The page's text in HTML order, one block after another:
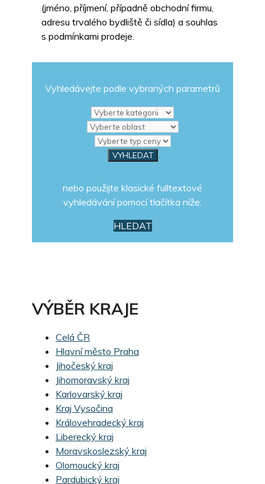
(jméno, příjmení, případně obchodní firmu,
adresu trvalého bydliště či sídla) a souhlas
s podmínkami prodeje.
Vyhledávejte podle vybraných parametrů
nebo použijte klasické fulltextové
vyhledávání pomocí tlačítka níže:
HLEDAT
VÝBĚR KRAJE
Celá ČR
Hlavní město Praha
Jihočeský kraj
Jihomoravský kraj
Karlovarský kraj
Kraj Vysočina
Královehradecký kraj
Liberecký kraj
Moravskoslezský kraj
Olomoucký kraj
Pardubický kraj